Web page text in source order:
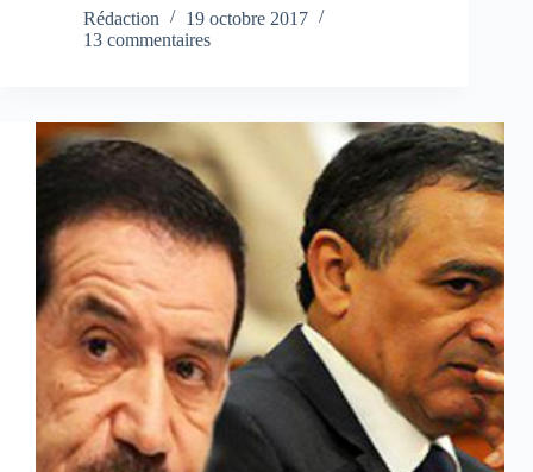
Rédaction
19 octobre 2017
13 commentaires